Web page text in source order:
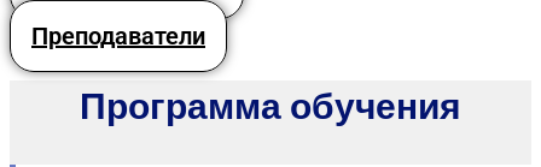
Преподаватели
Программа обучения